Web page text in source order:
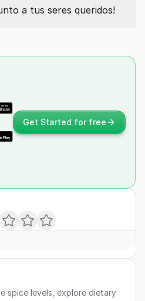
a tus seres queridos!
Get Started for free
spice levels, explore dietary